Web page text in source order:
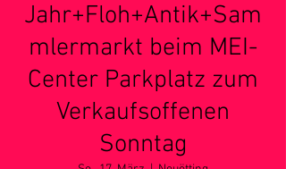
Jahr+Floh+Antik+Sam
mlermarkt beim MEI-
Center Parkplatz zum
Verkaufsoffenen
Sonntag